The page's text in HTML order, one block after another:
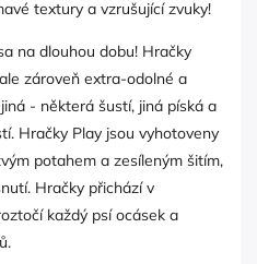
textury a vzrušující zvuky!
na dlouhou dobu! Hračky
zároveň extra-odolné a
- některá šustí, jiná píská a
Hračky Play jsou vyhotoveny
potahem a zesíleným šitím,
Hračky přichází v
každý psí ocásek a